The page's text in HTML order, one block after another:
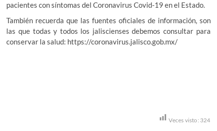
pacientes con síntomas del Coronavirus Covid-19 en el Estado.
También recuerda que las fuentes oficiales de información, son
las que todas y todos los jaliscienses debemos consultar para
conservar la salud: https://coronavirus.jalisco.gob.mx/
Veces visto: 324